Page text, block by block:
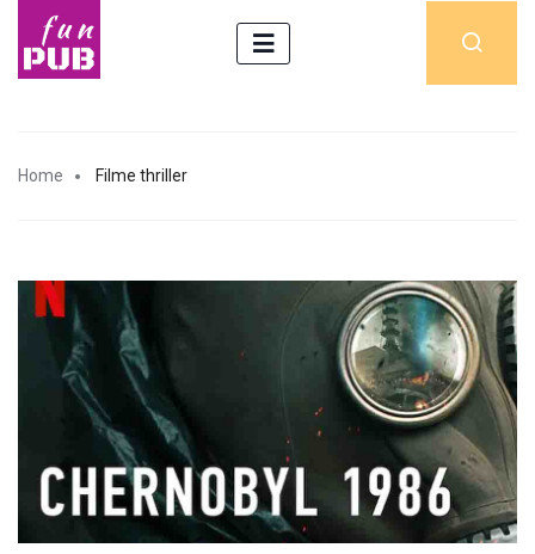
Home Filme thriller